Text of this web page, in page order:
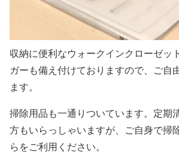
収納に便利なウォークインクローゼッ
ガーも備え付けておりますので、ご自
ます。
掃除用品も一通りついています。定期
方もいらっしゃいますが、ご自身で掃
らをご利用ください。